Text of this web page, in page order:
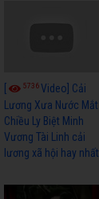
5736Video] Cải
Lương Xưa Nước Mắt
Chiều Ly Biệt Minh
Vương Tài Linh cải
lương xã hội hay nhất